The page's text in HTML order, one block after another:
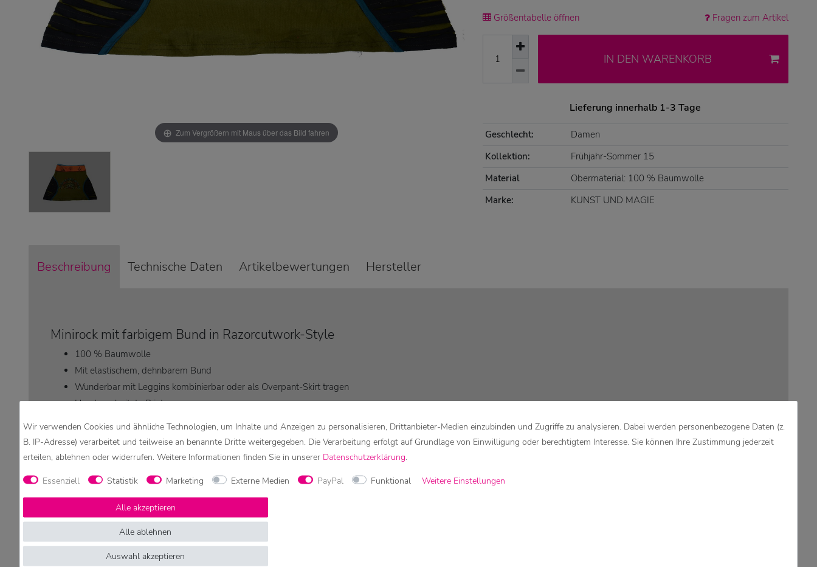
Zum Vergrößern mit Maus über das Bild fahren
Größentabelle öffnen Fragen zum Artikel
IN DEN WARENKORB
Lieferung innerhalb 1-3 Tage
Geschlecht:
Damen
Kollektion:
Frühjahr-Sommer 15
Material
Obermaterial: 100 % Baumwolle
Marke:
KUNST UND MAGIE
Beschreibung Technische Daten Artikelbewertungen Hersteller
Minirock mit farbigem Bund in Razorcutwork-Style
100 % Baumwolle
Mit elastischem, dehnbarem Bund
Wunderbar mit Leggins kombinierbar oder als Overpant-Skirt tragen
Handgearbeitete Prints
Made in Nepal
Achtung:
Die Verzierungen und Ziernähte können in Anordnung, Farbe und Muster variieren.
Aufgrund verschiedener Bildschirmeinstellungen können die Farben geringfügig von der Abbildung abweichen.
Wir verwenden Cookies und ähnliche Technologien, um Inhalte und Anzeigen zu personalisieren, Drittanbieter-Medien einzubinden und Zugriffe zu analysieren. Dabei werden personenbezogene Daten (z.
B. IP-Adresse) verarbeitet und teilweise an benannte Dritte weitergegeben. Die Verarbeitung erfolgt auf Grundlage von Einwilligung oder berechtigtem Interesse. Sie können Ihre Zustimmung jederzeit
erteilen, ablehnen oder widerrufen. Weitere Informationen finden Sie in unserer Daten­schutz­erklärung.
Essenziell Statistik Marketing Externe Medien PayPal Funktional Weitere Einstellungen
Alle akzeptieren
Alle ablehnen
Auswahl akzeptieren